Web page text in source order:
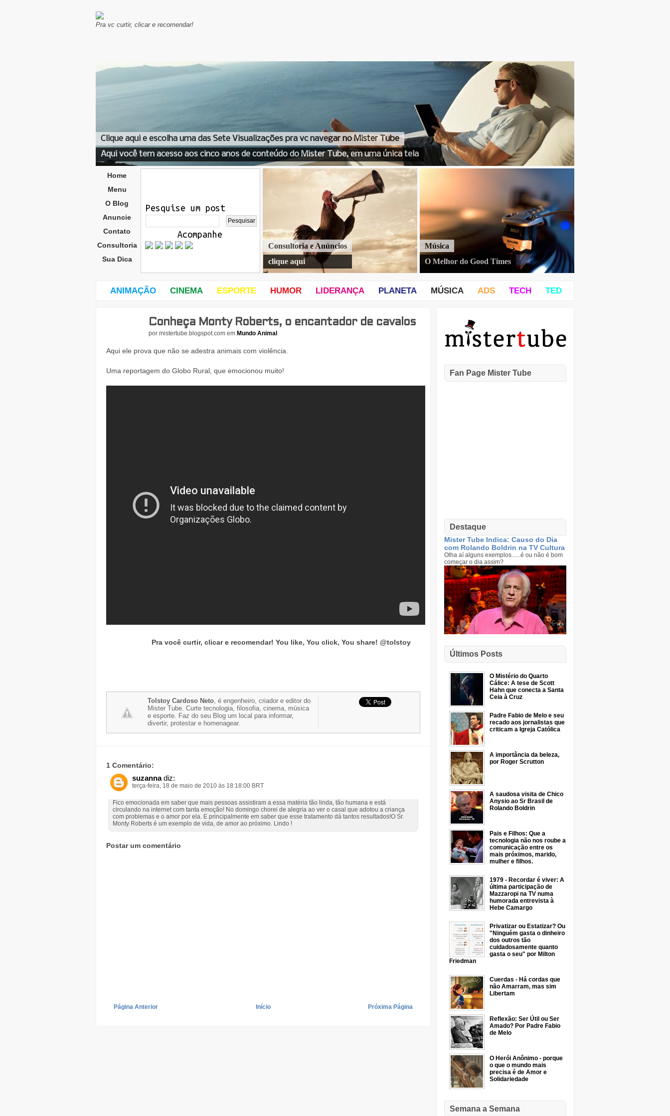
Pra vc curtir, clicar e recomendar!
Clique aqui e escolha uma das Sete Visualizações pra vc navegar no Mister Tube
Aqui você tem acesso aos cinco anos de conteúdo do Mister Tube, em uma única tela
Home
Menu
O Blog
Anuncie
Contato
Consultoria
Sua Dica
Pesquise um post
Acompanhe
Música
O Melhor do Good Times
Consultoria e Anúncios
clique aqui
ANIMAÇÃO CINEMA ESPORTE HUMOR LIDERANÇA PLANETA MÚSICA ADS TECH TED
feira
de
Conheça Monty Roberts, o encantador de cavalos
por mistertube.blogspot.com em Mundo Animal
Aqui ele prova que não se adestra animais com violência.
Uma reportagem do Globo Rural, que emocionou muito!
Pra você curtir, clicar e recomendar! You like, You click, You share! @tolstoy
Tolstoy Cardoso Neto, é engenheiro, criador e editor do
Mister Tube. Curte tecnologia, filosofia, cinema, música
e esporte. Faz do seu Blog um local para informar,
divertir, protestar e homenagear.
1 Comentário:
suzanna diz:
terça-feira, 18 de maio de 2010 às 18:18:00 BRT
Fico emocionada em saber que mais pessoas assistiram a essa matéria tão linda, tão humana e está
circulando na internet com tanta emoção! No domingo chorei de alegria ao ver o casal que adotou a criança
com problemas e o amor por ela. E principalmente em saber que esse tratamento dá tantos resultados!O Sr.
Monty Roberts é um exemplo de vida, de amor ao próximo. Lindo !
Postar um comentário
Página Anterior Próxima Página
Início
Fan Page Mister Tube
Destaque
Mister Tube Indica: Causo do Dia
com Rolando Boldrin na TV Cultura
Olha aí alguns exemplos......é ou não é bom
começar o dia assim?
Últimos Posts
O Mistério do Quarto
Cálice: A tese de Scott
Hahn que conecta a Santa
Ceia à Cruz
Padre Fabio de Melo e seu
recado aos jornalistas que
criticam a Igreja Católica
A importância da beleza,
por Roger Scrutton
A saudosa visita de Chico
Anysio ao Sr Brasil de
Rolando Boldrin
Pais e Filhos: Que a
tecnologia não nos roube a
comunicação entre os
mais próximos, marido,
mulher e filhos.
1979 - Recordar é viver: A
última participação de
Mazzaropi na TV numa
humorada entrevista à
Hebe Camargo
Privatizar ou Estatizar? Ou
"Ninguém gasta o dinheiro
dos outros tão
cuidadosamente quanto
gasta o seu" por Milton
Friedman
Cuerdas - Há cordas que
não Amarram, mas sim
Libertam
Reflexão: Ser Útil ou Ser
Amado? Por Padre Fabio
de Melo
O Herói Anônimo - porque
o que o mundo mais
precisa é de Amor e
Solidariedade
Semana a Semana